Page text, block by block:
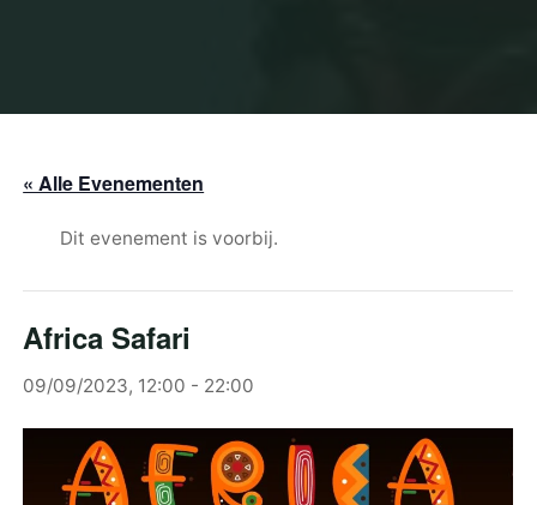
« Alle Evenementen
Dit evenement is voorbij.
Africa Safari
09/09/2023, 12:00 - 22:00